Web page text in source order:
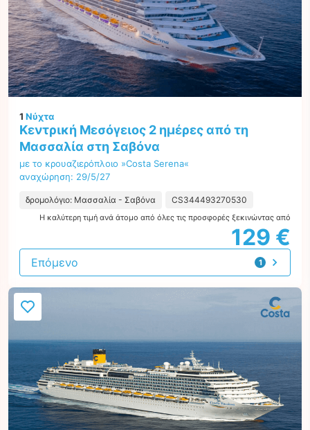
1 Νύχτα
Κεντρική Μεσόγειος 2 ημέρες από τη
Μασσαλία στη Σαβόνα
με το κρουαζιερόπλοιο »Costa Serena«
αναχώρηση: 29/5/27
δρομολόγιο: Μασσαλία - Σαβόνα CS344493270530
Η καλύτερη τιμή ανά άτομο από όλες τις προσφορές ξεκινώντας από
129 €
1
προσφορά
Επόμενο